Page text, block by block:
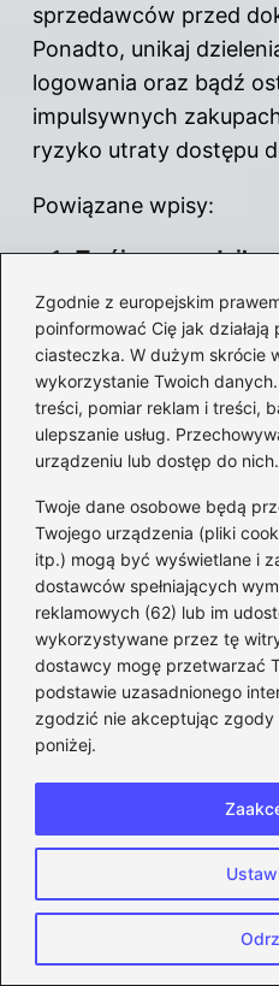
Zgodnie z europejskim
poinformować Cię jak
ciasteczka. W dużym skrócie
wykorzystanie Twoich
treści, pomiar reklam i treści,
ulepszanie usług.
urządzeniu lub dostęp do nich.
Twoje dane osobowe będą
Twojego urządzenia (pliki
itp.) mogą być wyświetlane i
dostawców spełniających
reklamowych (62) lub im
wykorzystywane przez tę
dostawcy mogę przetwarzać
podstawie uzasadnionego
zgodzić nie akceptując
poniżej.
sprzedawców przed
Ponadto, unikaj
logowania oraz bądź
impulsywnych
ryzyko utraty dostępu
Powiązane wpisy:
Twój przewodnik
Steam: jak
błędów?
Udostępnij swoją
razem z
Szybki przewodnik
Odkryj Steam:
Jest Must-Have dla
Prosty
Steam bez
po kroku
Darmowe gry na
Skuteczne metody
zapisu na dysku
Zakładanie konta
przewodnik dla